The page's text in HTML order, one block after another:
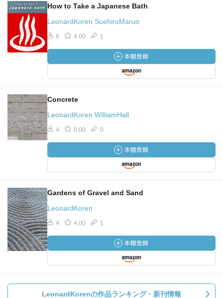
How to Take a Japanese Bath
LeonardKoren SuehiroMaruo
6 4.00 1
Concrete
LeonardKoren WilliamHall
4 0.00 0
Gardens of Gravel and Sand
LeonardKoren
4 4.00 1
LeonardKorenの作品ランキング・新刊情報